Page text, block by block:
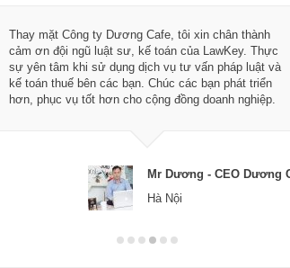
Thay mặt Công ty Dương Cafe, tôi xin chân thành
cảm ơn đội ngũ luật sư, kế toán của LawKey. Thực
sự yên tâm khi sử dụng dịch vụ tư vấn pháp luật và
kế toán thuế bên các bạn. Chúc các bạn phát triển
hơn, phục vụ tốt hơn cho cộng đồng doanh nghiệp.
Mr Dương - CEO Dương
Hà Nội